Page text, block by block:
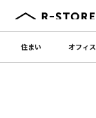
住まい オフィス